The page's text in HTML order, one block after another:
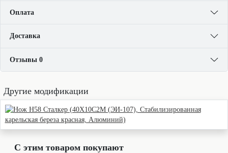
Оплата
Доставка
Отзывы 0
Другие модификации
С этим товаром покупают